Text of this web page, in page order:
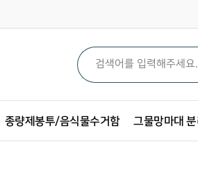
종량제봉투/음식물수거함 그물망마대